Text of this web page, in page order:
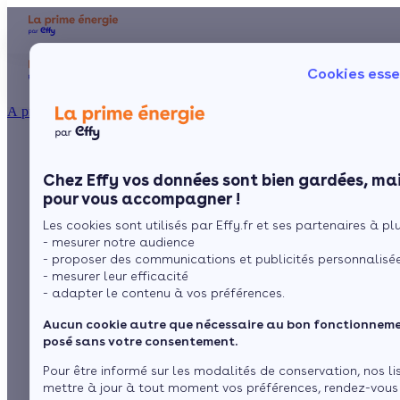
Cookies
Chez Effy vos données sont bien gardées,
pour vous accompagner !
Les cookies sont utilisés par Effy.fr et ses partenaires à
- mesurer notre audience
- proposer des communications et publicités
- mesurer leur efficacité
- adapter le contenu à vos préférences.
Aucun cookie autre que nécessaire au bon
posé sans votre consentement.
Pour être informé sur les modalités de conservation, nos
mettre à jour à tout moment vos préférences, rendez-
À propos
Le concept
Comment l'obtenir ?
Chauffage
Poêle à
Les principaux types
de chaudières et leurs
modes de
fonctionnements
parL’équipe de rédaction